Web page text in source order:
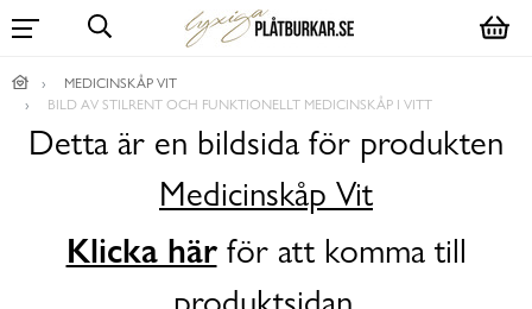
MEDICINSKÅP VIT
BILD AV STILRENT OCH FUNKTIONELLT MEDICINSKÅP I VITT
Detta är en bildsida för produkten
Medicinskåp Vit
Klicka härför att komma till